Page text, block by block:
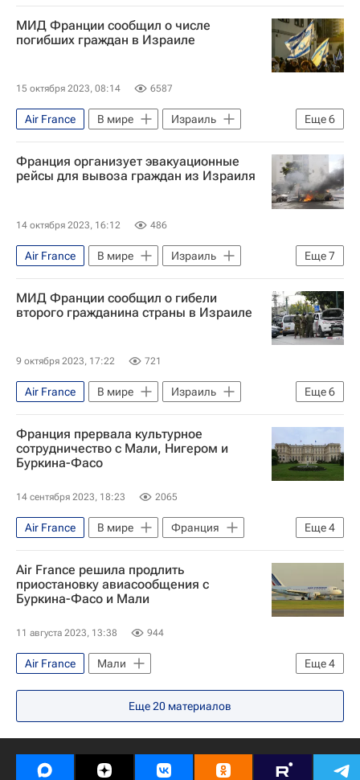
Lufthansa
Turkish Airlines
Происшествия
МИД Франции сообщил о числе
погибших граждан в Израиле
15 октября 2023, 08:14 6587
Еще6
Air France В мире
Израиль
Франция
Россия
Владимир Путин
ХАМАС
ООН
Франция организует эвакуационные
рейсы для вывоза граждан из Израиля
14 октября 2023, 16:12 486
Еще7
Air France В мире
Израиль
Франция
Россия
Владимир Путин
Катрин Колонна
МИД Франции сообщил о гибели
второго гражданина страны в Израиле
9 октября 2023, 17:22 721
Еще6
Air France В мире
Израиль
Россия
Палестина
Биньямин Нетаньяху
Михаил Богданов
ХАМАС
Франция прервала культурное
сотрудничество с Мали, Нигером и
Буркина-Фасо
14 сентября 2023, 18:23 2065
Еще4
Air France В мире
Франция
Нигер
Мали
Мохамед Базум
Военный переворот в Нигере
Air France решила продлить
приостановку авиасообщения с
Буркина-Фасо и Мали
11 августа 2023, 13:38 944
Еще4
Air France
Мали
Переворот в Нигере — 2023
Нигер
Мохамед Базум
Еще20 материалов